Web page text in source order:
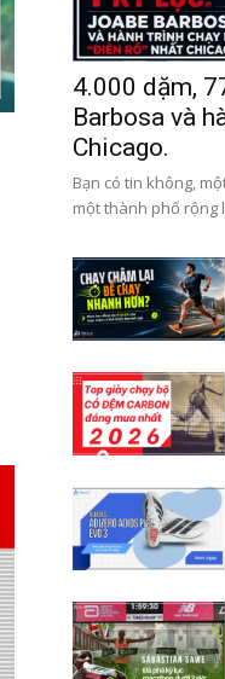
4.000 dặm,
Barbosa và
Chicago.
Bạn có tin không,
một thành phố rộng